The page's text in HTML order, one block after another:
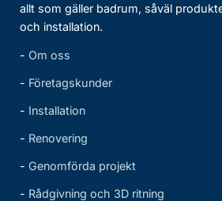
allt som gäller badrum, såväl
och installation.
- Om oss
- Företagskunder
- Installation
- Renovering
- Genomförda projekt
- Rådgivning och 3D ritning